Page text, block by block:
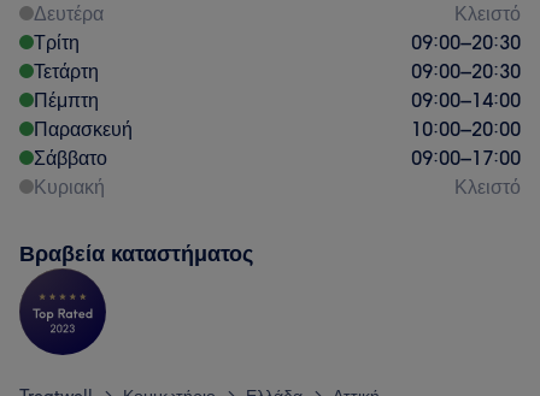
Δευτέρα
Κλειστό
Τρίτη
09:00–20:30
Τετάρτη
09:00–20:30
Πέμπτη
09:00–14:00
Παρασκευή
10:00–20:00
Σάββατο
09:00–17:00
Κυριακή
Κλειστό
Βραβεία καταστήματος